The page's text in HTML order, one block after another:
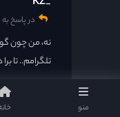
در پاسخ به
نه، من چون
تلگرامم.. تا
منو